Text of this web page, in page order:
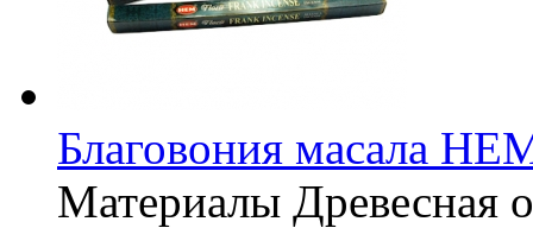
Благовония масала
Материалы Древесная